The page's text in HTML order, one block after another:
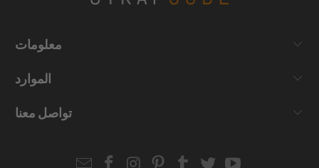
معلومات
الموارد
تواصل معنا
EmailStrapcode
Strapcode
Strapcode
Strapcode
Strapcode